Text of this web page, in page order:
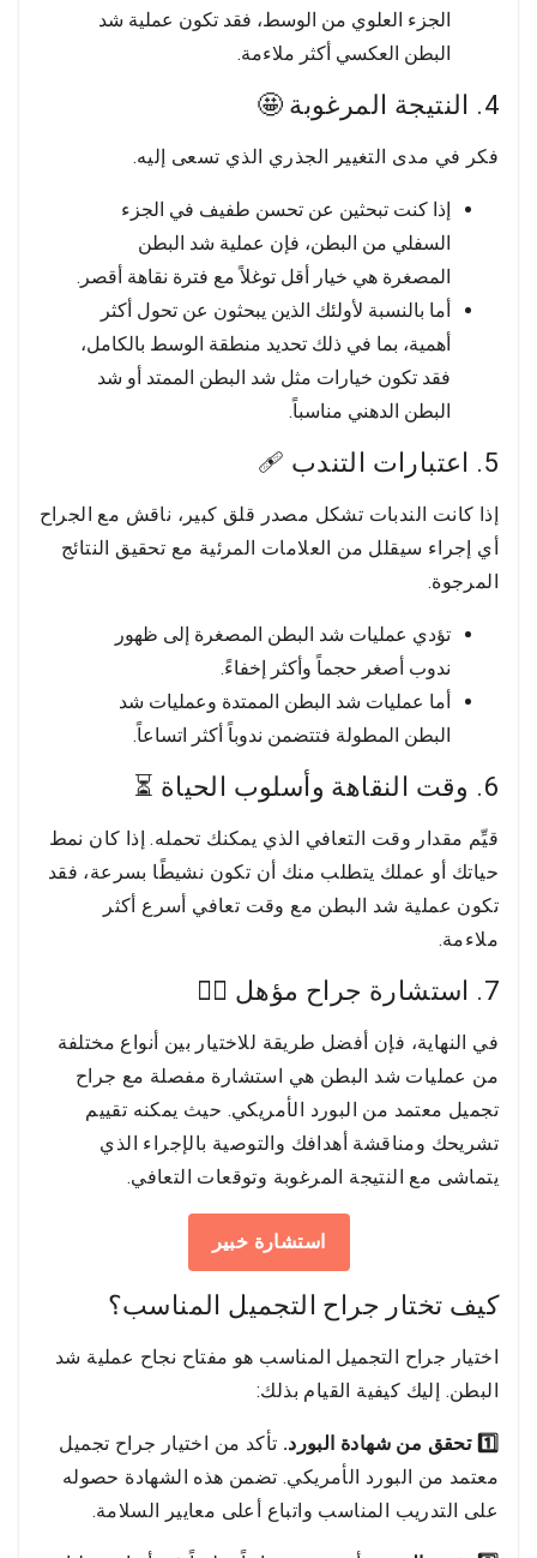
الجزء العلوي من الوسط، فقد تكون عملية شد
البطن العكسي أكثر ملاءمة.
4. النتيجة المرغوبة 🤩
فكر في مدى التغيير الجذري الذي تسعى إليه.
إذا كنت تبحثين عن تحسن طفيف في الجزء
السفلي من البطن، فإن عملية شد البطن
المصغرة هي خيار أقل توغلاً مع فترة نقاهة أقصر.
أما بالنسبة لأولئك الذين يبحثون عن تحول أكثر
أهمية، بما في ذلك تحديد منطقة الوسط بالكامل،
فقد تكون خيارات مثل شد البطن الممتد أو شد
البطن الدهني مناسباً.
5. اعتبارات التندب 🩹
إذا كانت الندبات تشكل مصدر قلق كبير، ناقش مع الجراح
أي إجراء سيقلل من العلامات المرئية مع تحقيق النتائج
المرجوة.
تؤدي عمليات شد البطن المصغرة إلى ظهور
ندوب أصغر حجماً وأكثر إخفاءً.
أما عمليات شد البطن الممتدة وعمليات شد
البطن المطولة فتتضمن ندوباً أكثر اتساعاً.
6. وقت النقاهة وأسلوب الحياة ⏳
قيِّم مقدار وقت التعافي الذي يمكنك تحمله. إذا كان نمط
حياتك أو عملك يتطلب منك أن تكون نشيطًا بسرعة، فقد
تكون عملية شد البطن مع وقت تعافي أسرع أكثر
ملاءمة.
7. استشارة جراح مؤهل 👨‍⚕️
في النهاية، فإن أفضل طريقة للاختيار بين أنواع مختلفة
من عمليات شد البطن هي استشارة مفصلة مع جراح
تجميل معتمد من البورد الأمريكي. حيث يمكنه تقييم
تشريحك ومناقشة أهدافك والتوصية بالإجراء الذي
يتماشى مع النتيجة المرغوبة وتوقعات التعافي.
استشارة خبير
كيف تختار جراح التجميل المناسب؟
اختيار جراح التجميل المناسب هو مفتاح نجاح عملية شد
البطن. إليك كيفية القيام بذلك:
1️⃣ تحقق من شهادة البورد.
تأكد من اختيار جراح تجميل
معتمد من البورد الأمريكي. تضمن هذه الشهادة حصوله
على التدريب المناسب واتباع أعلى معايير السلامة.